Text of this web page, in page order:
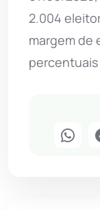
2.004
margem de
percentuais